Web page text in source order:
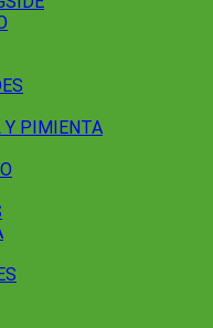
Y PIMIENTA